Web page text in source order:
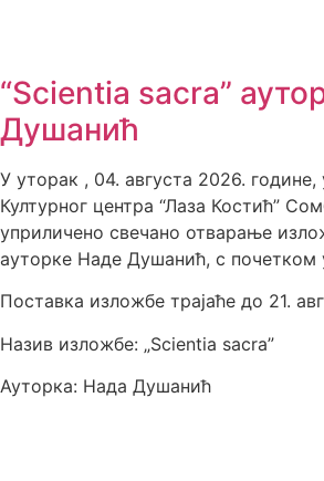
“Scientia sacra”
Душанић
У уторак , 04. августа 2026. године,
Културног центра “Лаза Костић”
уприличено свечано отварање
ауторке Наде Душанић, с почетком
Поставка изложбе трајаће до 21.
Назив изложбе: „Scientia sacra”
Ауторка: Нада Душанић